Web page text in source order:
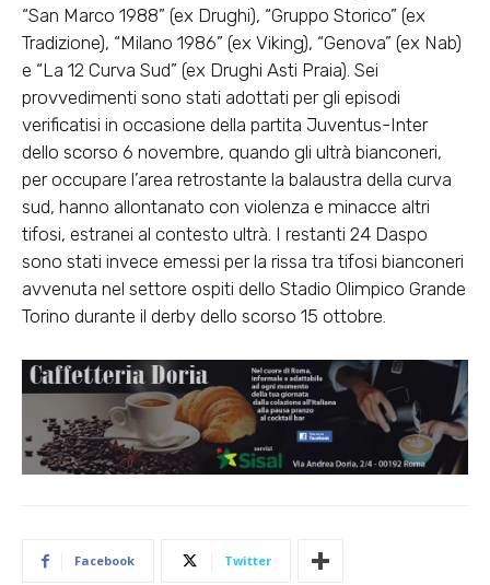
“San Marco 1988” (ex Drughi), “Gruppo Storico” (ex
Tradizione), “Milano 1986” (ex Viking), “Genova” (ex Nab)
e “La 12 Curva Sud” (ex Drughi Asti Praia). Sei
provvedimenti sono stati adottati per gli episodi
verificatisi in occasione della partita Juventus-Inter
dello scorso 6 novembre, quando gli ultrà bianconeri,
per occupare l’area retrostante la balaustra della curva
sud, hanno allontanato con violenza e minacce altri
tifosi, estranei al contesto ultrà. I restanti 24 Daspo
sono stati invece emessi per la rissa tra tifosi bianconeri
avvenuta nel settore ospiti dello Stadio Olimpico Grande
Torino durante il derby dello scorso 15 ottobre.
Facebook Twitter